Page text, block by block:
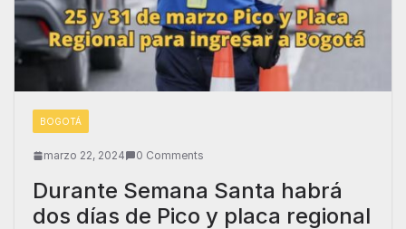
BOGOTÁ
marzo 22, 2024 0 Comments
Durante Semana Santa habrá
dos días de Pico y placa regional